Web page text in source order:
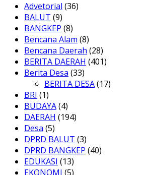
Advetorial (36)
BALUT (9)
BANGKEP (8)
Bencana Alam (8)
Bencana Daerah (28)
BERITA DAERAH (401)
Berita Desa (33)
BERITA DESA(17)
BRI (1)
BUDAYA(4)
DAERAH (194)
Desa (5)
DPRD BALUT (3)
DPRD BANGKEP (40)
EDUKASI (13)
EKONOMI (5)